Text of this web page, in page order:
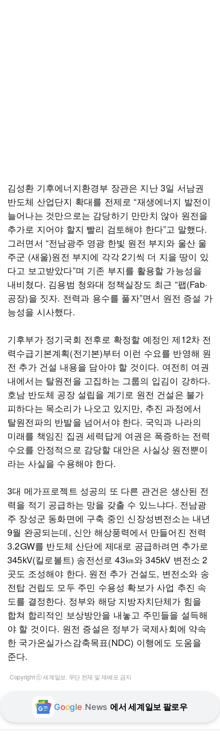
김성환 기후에너지환경부 장관은 지난 3일 서남권
반도체 산업단지 확대를 전제로 “재생에너지 발전이
늘어나는 것만으로는 감당하기 만만치 않아 원전을
추가로 지어야 할지 빨리 검토해야 한다”고 말했다.
그러면서 “전남광주 영광 한빛 원전 부지와 울산 울
주군 (새울)원전 부지에 각각 2기씩 더 지을 땅이 있
다고 보고받았다”며 기존 부지를 활용할 가능성을
내비쳤다. 김용범 청와대 정책실장도 최근 “팹(Fab·
공장)을 짓자. 전력과 용수를 풀자”면서 원전 증설 가
능성을 시사했다.
기후부가 정기국회 전후로 확정할 예정인 제12차 전
력수급기본계획(전기본)부터 이런 수요를 반영해 원
전 추가 건설 내용을 담아야 할 것이다. 여전히 여권
내에서는 탈원전을 고집하는 그룹의 입김이 강하다.
호남 반도체 공장 설립을 계기로 원전 건설은 불가
피하다는 목소리가 나오고 있지만, 추진 과정에서
탈원전파의 반발을 넘어서야 한다. 국익과 나라의
미래를 책임진 집권 세력답게 여권은 폭증하는 전력
수요를 안정적으로 감당할 대안은 사실상 원전뿐이
라는 사실을 수용해야 한다.
3대 메가프로젝트 성공의 또 다른 관건은 생산된 전
력을 적기 공급하는 망을 갖출 수 있느냐다. 전남광
주 장성군 동화면에 구축 중인 신장성변전소는 내년
9월 완공되는데, 신안 해상풍력에서 만들어진 전력
3.2GW를 반도체 산단에 제대로 공급하려면 추가로
345kV(킬로볼트) 송전선로 43㎞와 345kV 변전소 2
곳도 조성해야 한다. 원전 추가 건설도, 변전소와 송
전탑 건립도 모두 주민 수용성 확보가 사업 추진 속
도를 결정한다. 정부와 해당 지방자치단체가 힘을
합쳐 합리적인 보상방안을 내놓고 주민들을 설득해
야 할 것이다. 원전 증설은 정부가 국제사회에 약속
한 국가온실가스감축목표(NDC) 이행에도 도움을
준다.
Copyright ⓒ 세계일보. 무단 전재 및 재배포 금지
Google News 에서 세계일보 팔로우